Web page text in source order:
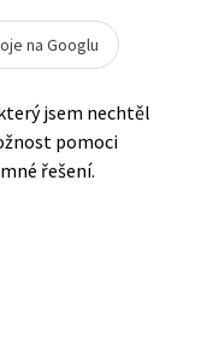
na Googlu
jsem nechtěl
pomoci
řešení.